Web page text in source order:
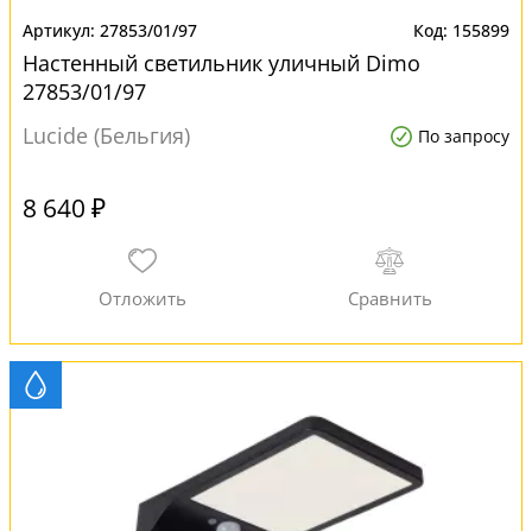
27853/01/97 155899
Настенный светильник уличный Dimo
27853/01/97
Lucide (Бельгия)
По запросу
8 640 ₽